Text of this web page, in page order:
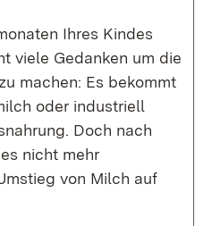
Ihres Kindes
viele Gedanken um die
machen: Es bekommt
oder industriell
Doch nach
nicht mehr
von Milch auf